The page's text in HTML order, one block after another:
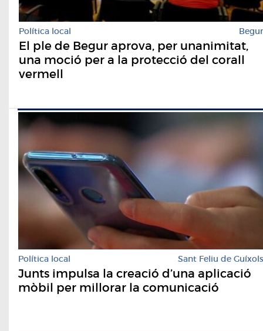
Política local Begur
El ple de Begur aprova, per unanimitat,
una moció per a la protecció del corall
vermell
Política local Sant Feliu de Guíxols
Junts impulsa la creació d’una aplicació
mòbil per millorar la comunicació